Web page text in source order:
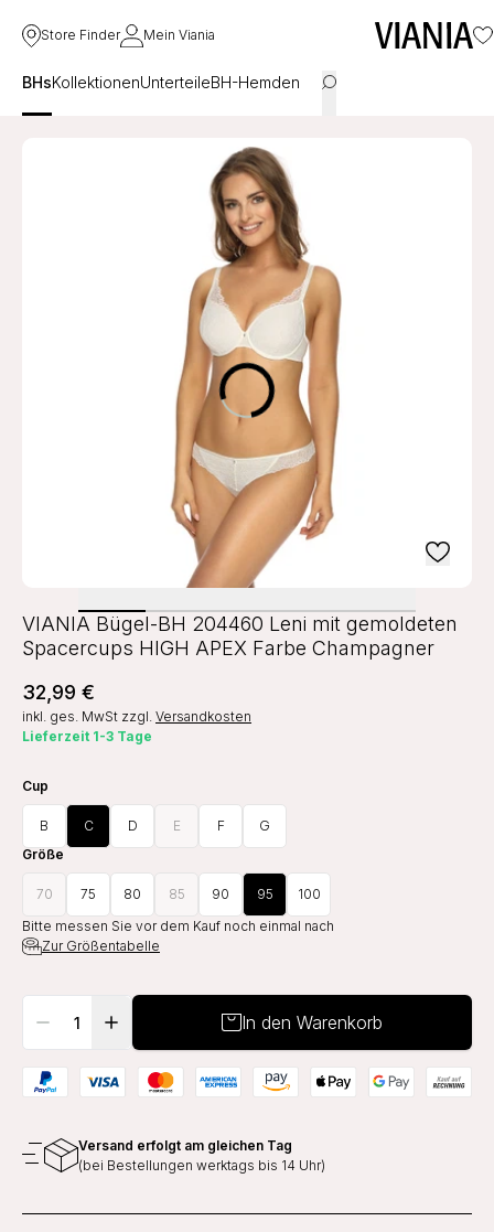
Store Finder Mein Viania
BHsKollektionenUnterteileBH-Hemden
VIANIA Bügel-BH 204460 Leni mit gemoldeten
Spacercups HIGH APEX Farbe Champagner
32,99 €
inkl. ges. MwSt zzgl. Versandkosten
Lieferzeit 1-3 Tage
Cup
B C D E F
G
Größe
70 75 80 85 90 95
100
Bitte messen Sie vor dem Kauf noch einmal nach
Zur Größentabelle
In den Warenkorb
Versand erfolgt am gleichen Tag
(bei Bestellungen werktags bis 14 Uhr)